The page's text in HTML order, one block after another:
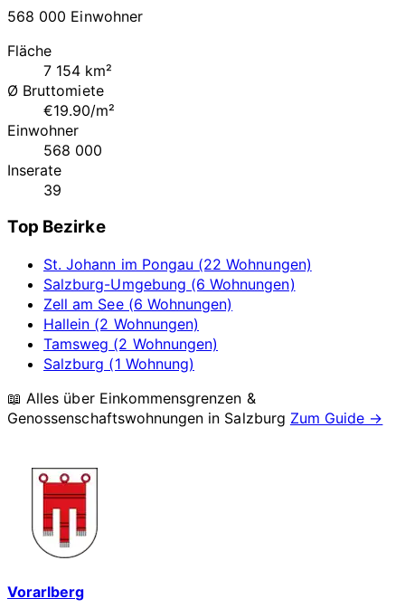
568 000 Einwohner
Fläche
7 154 km²
Ø Bruttomiete
€19.90/m²
Einwohner
568 000
Inserate
39
Top Bezirke
St. Johann im Pongau (22 Wohnungen)
Salzburg-Umgebung (6 Wohnungen)
Zell am See (6 Wohnungen)
Hallein (2 Wohnungen)
Tamsweg (2 Wohnungen)
Salzburg (1 Wohnung)
📖 Alles über Einkommensgrenzen &
Genossenschaftswohnungen in Salzburg Zum Guide →
Vorarlberg